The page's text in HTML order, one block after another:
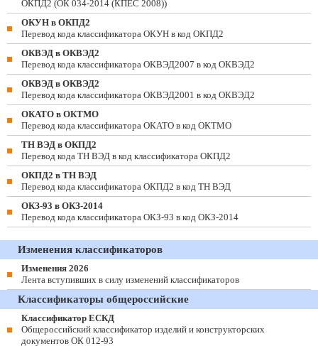
ОКПД2 (ОК 034-2014 (КПЕС 2008))
ОКУН в ОКПД2
Перевод кода классификатора ОКУН в код ОКПД2
ОКВЭД в ОКВЭД2
Перевод кода классификатора ОКВЭД2007 в код ОКВЭД2
ОКВЭД в ОКВЭД2
Перевод кода классификатора ОКВЭД2001 в код ОКВЭД2
ОКАТО в ОКТМО
Перевод кода классификатора ОКАТО в код ОКТМО
ТН ВЭД в ОКПД2
Перевод кода ТН ВЭД в код классификатора ОКПД2
ОКПД2 в ТН ВЭД
Перевод кода классификатора ОКПД2 в код ТН ВЭД
ОКЗ-93 в ОКЗ-2014
Перевод кода классификатора ОКЗ-93 в код ОКЗ-2014
Изменения классификаторов
Изменения 2026
Лента вступивших в силу изменений классификаторов
Классификаторы общероссийские
Классификатор ЕСКД
Общероссийский классификатор изделий и конструкторских
документов ОК 012-93